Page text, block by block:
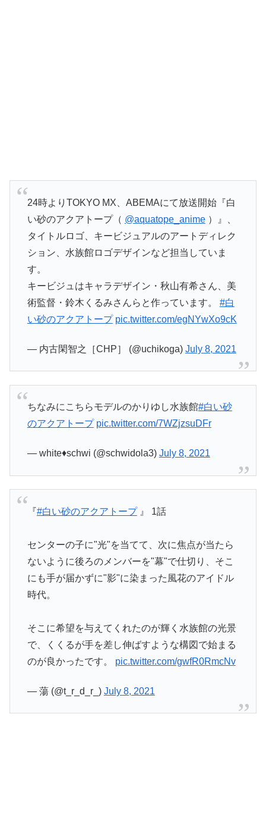
24時よりTOKYO MX、ABEMAにて放送開始『白
い砂のアクアトープ（ @aquatope_anime）』、
タイトルロゴ、キービジュアルのアートディレク
ション、水族館ロゴデザインなど担当していま
す。
キービジュはキャラデザイン・秋山有希さん、美
術監督・鈴木くるみさんらと作っています。 #白
い砂のアクアトープ pic.twitter.com/egNYwXo9cK
— 内古閑智之［CHP］ (@uchikoga) July 8, 2021
ちなみにこちらモデルのかりゆし水族館#白い砂
のアクアトープ pic.twitter.com/7WZjzsuDFr
— white♦️schwi (@schwidola3) July 8, 2021
『#白い砂のアクアトープ』 1話
センターの子に"光"を当てて、次に焦点が当たら
ないように後ろのメンバーを"幕"で仕切り、そこ
にも手が届かずに"影"に染まった風花のアイドル
時代。
そこに希望を与えてくれたのが輝く水族館の光景
で、くくるが手を差し伸ばすような構図で始まる
のが良かったです。 pic.twitter.com/gwfR0RmcNv
— 蕩 (@t_r_d_r_) July 8, 2021